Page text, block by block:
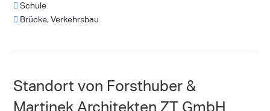
Schule
Brücke, Verkehrsbau
Standort von Forsthuber &
Martinek Architekten ZT GmbH